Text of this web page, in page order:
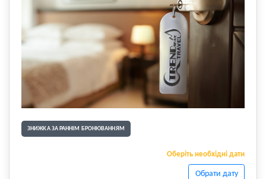
ЗНИЖКА ЗА РАННІМ БРОНЮВАННЯМ
Оберіть необхідні дати
Обрати дату